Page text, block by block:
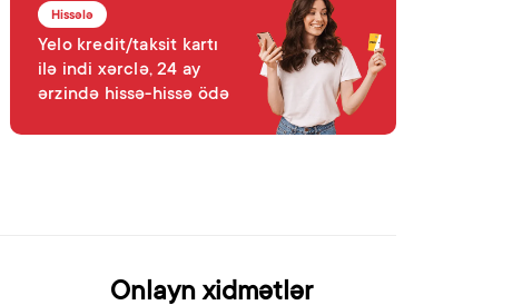
Hissələ
Yelo kredit/taksit kartı
ilə indi xərclə, 24 ay
ərzində hissə-hissə ödə
Onlayn xidmətlər